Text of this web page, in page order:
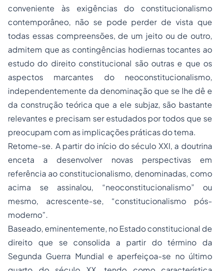
conveniente às exigências do constitucionalismo
contemporâneo, não se pode perder de vista que
todas essas compreensões, de um jeito ou de outro,
admitem que as contingências hodiernas tocantes ao
estudo do direito constitucional são outras e que os
aspectos marcantes do neoconstitucionalismo,
independentemente da denominação que se lhe dê e
da construção teórica que a ele subjaz, são bastante
relevantes e precisam ser estudados por todos que se
preocupam com as implicações práticas do tema.
Retome-se. A partir do início do século XXI, a doutrina
enceta a desenvolver novas perspectivas em
referência ao constitucionalismo, denominadas, como
acima se assinalou, “neoconstitucionalismo” ou
mesmo, acrescente-se, “constitucionalismo pós-
moderno”.
Baseado, eminentemente, no Estado constitucional de
direito que se consolida a partir do término da
Segunda Guerra Mundial e aperfeiçoa-se no último